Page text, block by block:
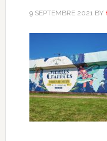
9 SEPTEMBRE 2021 BY